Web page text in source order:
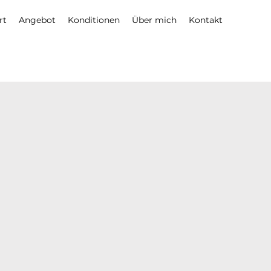
Angebot Konditionen Über mich Kontakt